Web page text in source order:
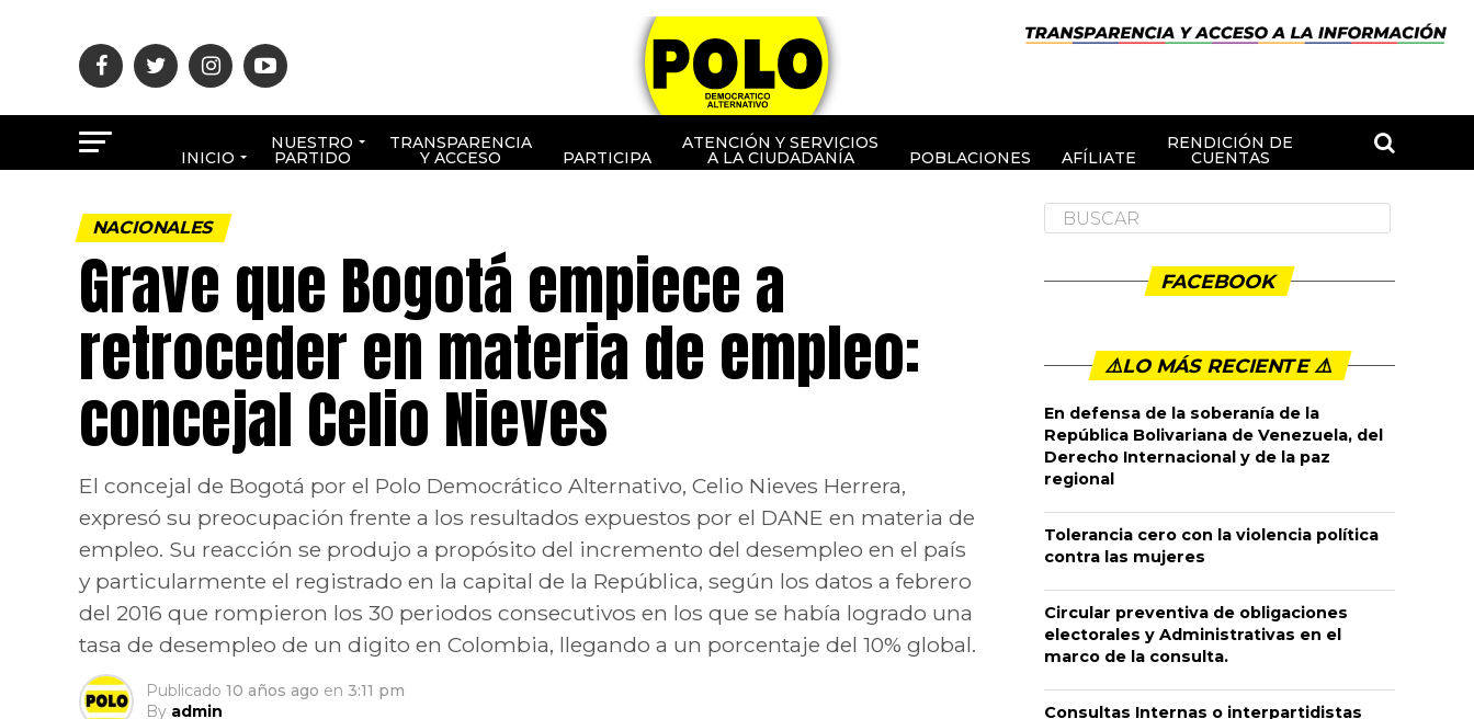
INICIO
NUESTRO
PARTIDO
TRANSPARENCIA
Y ACCESO PARTICIPA
ATENCIÓN Y SERVICIOS
A LA CIUDADANÍA POBLACIONES AFÍLIATE
RENDICIÓN DE
CUENTAS
NACIONALES
Grave que Bogotá empiece a
retroceder en materia de empleo:
concejal Celio Nieves
El concejal de Bogotá por el Polo Democrático Alternativo, Celio Nieves Herrera,
expresó su preocupación frente a los resultados expuestos por el DANE en materia de
empleo. Su reacción se produjo a propósito del incremento del desempleo en el país
y particularmente el registrado en la capital de la República, según los datos a febrero
del 2016 que rompieron los 30 periodos consecutivos en los que se había logrado una
tasa de desempleo de un digito en Colombia, llegando a un porcentaje del 10% global.
Publicado 10 años ago en 3:11 pm
By admin
FACEBOOK
⚠️LO MÁS RECIENTE ⚠️️
En defensa de la soberanía de la
República Bolivariana de Venezuela, del
Derecho Internacional y de la paz
regional
Tolerancia cero con la violencia política
contra las mujeres
Circular preventiva de obligaciones
electorales y Administrativas en el
marco de la consulta.
Consultas Internas o interpartidistas